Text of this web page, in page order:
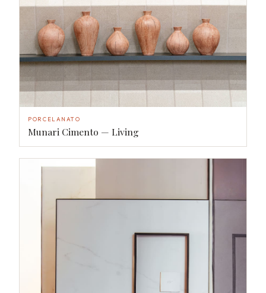
PORCELANATO
Munari Cimento — Living